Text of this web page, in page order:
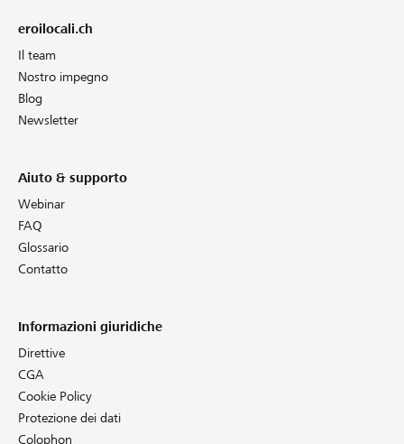
eroilocali.ch
Il team
Nostro impegno
Blog
Newsletter
Aiuto & supporto
Webinar
FAQ
Glossario
Contatto
Informazioni giuridiche
Direttive
CGA
Cookie Policy
Protezione dei dati
Colophon